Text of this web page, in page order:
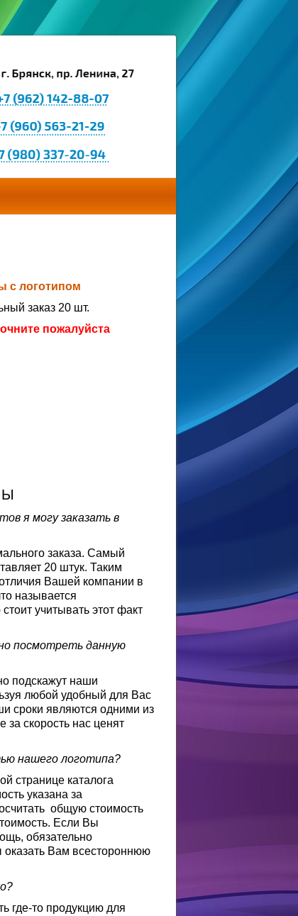
с логотипом
заказ 20 шт.
пожалуйста
я могу заказать в
заказа. Самый
20 штук. Таким
Вашей компании в
называется
учитывать этот факт
посмотреть данную
подскажут наши
любой удобный для Вас
сроки являются одними из
скорость нас ценят
нашего логотипа?
странице каталога
указана за
общую стоимость
Если Вы
обязательно
Вам всестороннюю
где-то продукцию для